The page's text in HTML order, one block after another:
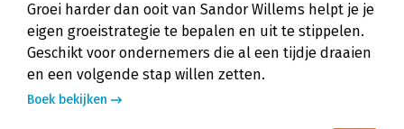
Groei harder dan ooit van Sandor Willems helpt je je
eigen groeistrategie te bepalen en uit te stippelen.
Geschikt voor ondernemers die al een tijdje draaien
en een volgende stap willen zetten.
Boek bekijken